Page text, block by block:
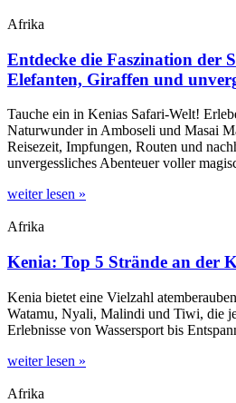
Afrika
Entdecke die Faszination der
Elefanten, Giraffen und
Tauche ein in Kenias Safari-Welt!
Naturwunder in Amboseli und Masai
Reisezeit, Impfungen, Routen und
unvergessliches Abenteuer voller
weiter lesen »
Afrika
Kenia: Top 5 Strände an der
Kenia bietet eine Vielzahl
Watamu, Nyali, Malindi und Tiwi, die
Erlebnisse von Wassersport bis
weiter lesen »
Afrika